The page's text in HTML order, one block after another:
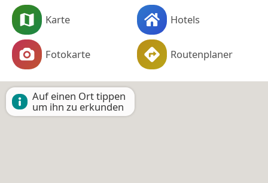
Karte Hotels
Fotokarte Routenplaner
Auf einen Ort tippen
um ihn zu erkunden